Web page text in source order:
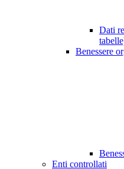
Dati
Benessere
Enti controllati